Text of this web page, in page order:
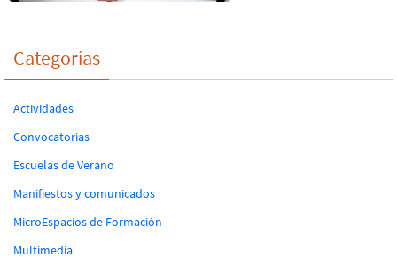
Categorías
Actividades
Convocatorias
Escuelas de Verano
Manifiestos y comunicados
MicroEspacios de Formación
Multimedia